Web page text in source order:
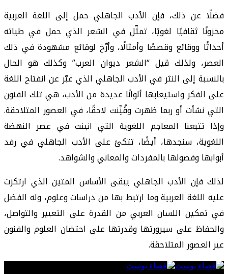
فضلًا عن ذلك، فإن الأدب الجاهلي حمل إلى اللغة العربية
مخزونًا ثقافيًا لغويًا، تمثّل في الشعر الذي حمل في طياته
أحداثًا ووقائع وقصصًا وأمثالًا، وأرَّخ لوقائع مشهودة في ذلك
العصر، ولذلك قيل “الشعر ديوان العرب” وكذلك هو الحال
بالنسبة إلى النثر في الأدب الجاهلي الذي عبّر عن انفتاح اللغة
على الفكر واستيعابها ألوانًا عديدة من الأدب، هي تلك الفنون
التي نشأت أو ربما ظهرت وقُنِّنت لاحقًا، في العصور المتلاحقة.
وإذا تتبعنا المعاجم اللغوية التي انبنت في عصر النهضة
اللغوية، سنجدها، أيضًا، تتكئ على الأدب الجاهلي في رفد
أبوابها وفصولها بالمفردات والمعاني والشواهد.
لذلك فإن الأدب الجاهلي يبقى الأساس المتين الذي ارتكزت
عليه اللغة العربية وما ارتبط بها من دراسات وعلوم، وله الفضل
في تمكين اللسان العربي من القدرة على التعبير والتواصل،
والحفاظ على سيرورتها وقدرتها على احتضان العلوم والفنون
عبر العصور المتلاحقة.